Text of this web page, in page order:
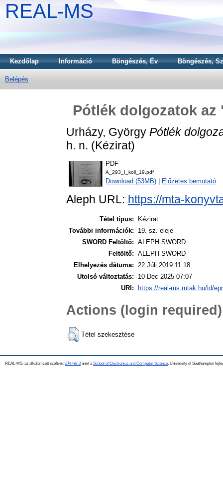
REAL-MS
Kezdőlap Információ Böngészés, Év Böngészés,
Belépés
Pótlék dolgozatok
Urházy, György Pótlék
h. n. (Kézirat)
PDF
A_293_I_koll_19.pdf
Download (53MB) Előzetes bemutató
Aleph URL: https://mta-
Tétel típus:
Kézirat
További információk:
19. sz. eleje
SWORD Feltöltő: ALEPH SWORD
Feltöltő: ALEPH SWORD
Elhelyezés dátuma: 22 Júli 2019 11:18
Utolsó változtatás:
10 Dec 2025 07:07
URI:
https://real-ms.mtak.hu/id/
Actions (login required)
Tétel szekesztése
REAL-MS, az alkalamzott szoftver: EPrints 3amit a School of Electronics and Computer Science , University of Southampton